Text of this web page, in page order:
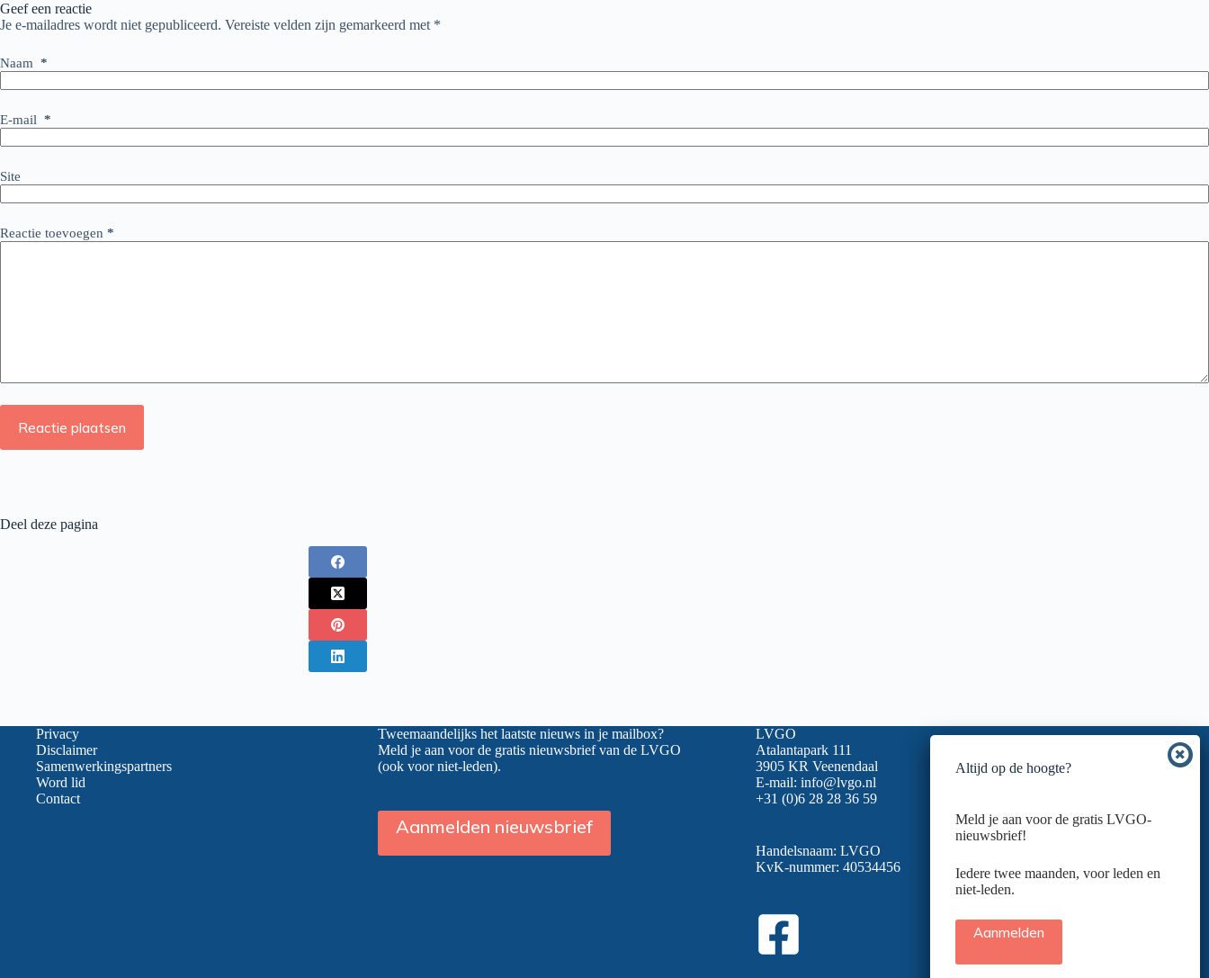
Geef een reactie
Je e-mailadres wordt niet gepubliceerd. Vereiste velden zijn gemarkeerd met *
Naam *
E-mail *
Site
Reactie toevoegen *
Reactie plaatsen
Deel deze pagina
Privacy
Disclaimer
Samenwerkingspartners
Word lid
Contact
Tweemaandelijks het laatste nieuws in je mailbox?
Meld je aan voor de gratis nieuwsbrief van de LVGO
(ook voor niet-leden).
Aanmelden nieuwsbrief
LVGO
Atalantapark 111
3905 KR Veenendaal
E-mail: info@lvgo.nl
+31 (0)6 28 28 36 59
Handelsnaam: LVGO
KvK-nummer: 40534456
Altijd op de hoogte?
Meld je aan voor de gratis LVGO-
nieuwsbrief!
Iedere twee maanden, voor leden en
niet-leden.
Aanmelden